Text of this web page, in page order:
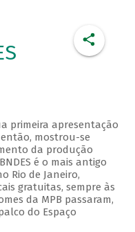
primeira apresentação
então, mostrou-se
da produção
é o mais antigo
Rio de Janeiro,
gratuitas, sempre às
da MPB passaram,
do Espaço